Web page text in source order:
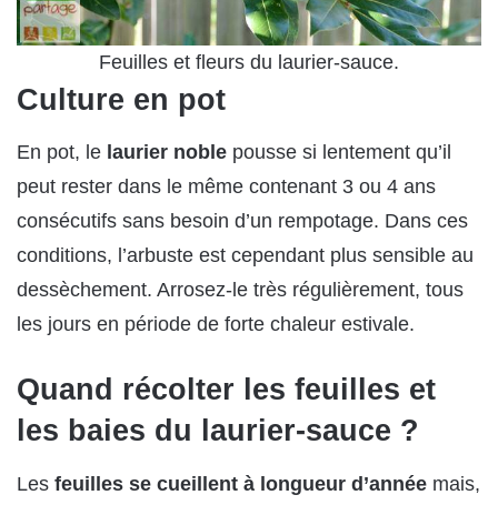
Feuilles et fleurs du laurier-sauce.
Culture en pot
En pot, le laurier noble pousse si lentement qu’il
peut rester dans le même contenant 3 ou 4 ans
consécutifs sans besoin d’un rempotage. Dans ces
conditions, l’arbuste est cependant plus sensible au
dessèchement. Arrosez-le très régulièrement, tous
les jours en période de forte chaleur estivale.
Quand récolter les feuilles et
les baies du laurier-sauce ?
Les feuilles se cueillent à longueur d’année mais,